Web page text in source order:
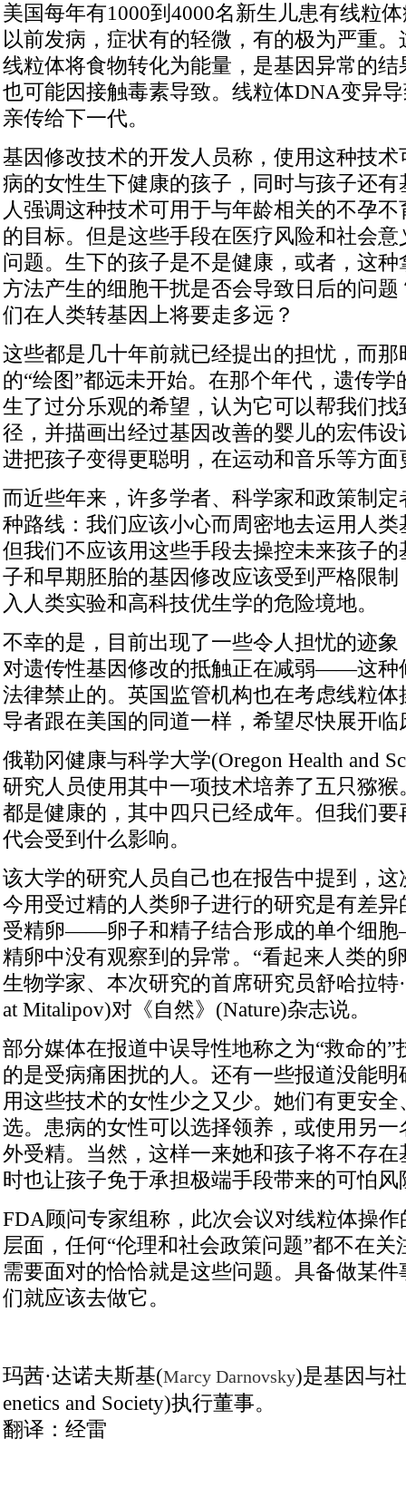
美国每年有1000到4000名新生儿患有线粒
以前发病，症状有的轻微，有的极为严重
线粒体将食物转化为能量，是基因异常的
也可能因接触毒素导致。线粒体DNA变异
亲传给下一代。
基因修改技术的开发人员称，使用这种技
病的女性生下健康的孩子，同时与孩子还
人强调这种技术可用于与年龄相关的不孕
的目标。但是这些手段在医疗风险和社会
问题。生下的孩子是不是健康，或者，这
方法产生的细胞干扰是否会导致日后的问
们在人类转基因上将要走多远？
这些都是几十年前就已经提出的担忧，而
的“绘图”都远未开始。在那个年代，遗传
生了过分乐观的希望，认为它可以帮我们
径，并描画出经过基因改善的婴儿的宏伟
进把孩子变得更聪明，在运动和音乐等方面
而近些年来，许多学者、科学家和政策制
种路线：我们应该小心而周密地去运用人
但我们不应该用这些手段去操控未来孩子
子和早期胚胎的基因修改应该受到严格限
入人类实验和高科技优生学的危险境地。
不幸的是，目前出现了一些令人担忧的迹
对遗传性基因修改的抵触正在减弱——这种
法律禁止的。英国监管机构也在考虑线粒
导者跟在美国的同道一样，希望尽快展开临
俄勒冈健康与科学大学(Oregon Health and
研究人员使用其中一项技术培养了五只猕
都是健康的，其中四只已经成年。但我们
代会受到什么影响。
该大学的研究人员自己也在报告中提到，
今用受过精的人类卵子进行的研究是有差
受精卵——卵子和精子结合形成的单个细
精卵中没有观察到的异常。“看起来人类的
生物学家、本次研究的首席研究员舒哈拉特
at Mitalipov)对《自然》(Nature)杂志说。
部分媒体在报道中误导性地称之为“救命的
的是受病痛困扰的人。还有一些报道没能
用这些技术的女性少之又少。她们有更安
选。患病的女性可以选择领养，或使用另
外受精。当然，这样一来她和孩子将不存
时也让孩子免于承担极端手段带来的可怕风
FDA顾问专家组称，此次会议对线粒体操
层面，任何“伦理和社会政策问题”都不在
需要面对的恰恰就是这些问题。具备做某
们就应该去做它。
玛茜·达诺夫斯基(Marcy Darnovsky)是基因与
enetics and Society)执行董事。
翻译：经雷